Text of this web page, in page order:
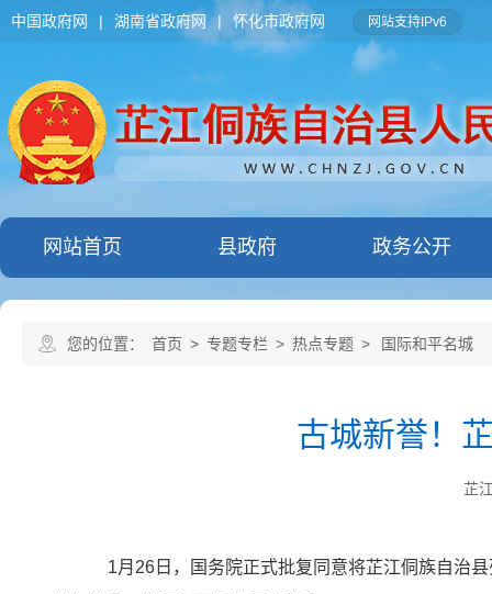
中国政府网 | 湖南省政府网 | 怀化市政府网 网站支持IPv6
网站首页 县政府 政务公开
您的位置： 首页 > 专题专栏 > 热点专题 > 国际和平名城
古城新誉！
芷
1月26日，国务院正式批复同意将芷江侗族自治